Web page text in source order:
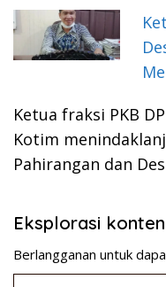
Ketua fraksi PKB
Kotim
Pahirangan dan
Eksplorasi
Berlangganan untuk
Ketikkan email Anda...